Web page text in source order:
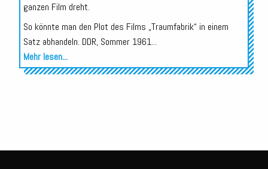
ganzen Film dreht.
So könnte man den Plot des Films „Traumfabrik“ in einem
Satz abhandeln. DDR, Sommer 1961...
Mehr lesen...